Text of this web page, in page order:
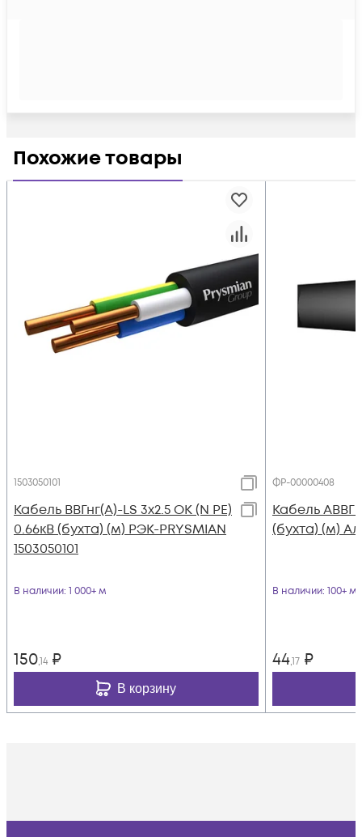
Похожие товары
1503050101
Кабель ВВГнг(А)-LS 3х2.5 ОК (N PE)
0.66кВ (бухта) (м) РЭК-PRYSMIAN
1503050101
В наличии: 1 000+ м
150,14 ₽
В корзину
ФР-00000408
Кабель АВВГ
(бухта) (м)
В наличии: 100+ м
44,17 ₽